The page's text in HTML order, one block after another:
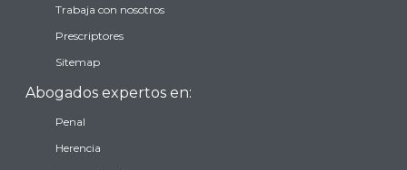
Trabaja con nosotros
Prescriptores
Sitemap
Abogados expertos en:
Penal
Herencia